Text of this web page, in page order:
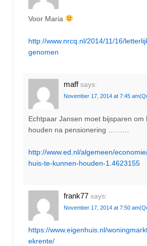
Voor Maria
http://www.nrcq.nl/2014/11/16/
genomen
maff says:
November 17, 2014 at 7:45 am
Echtpaar Jansen moet bijsparen om
houden na pensionering ………
http://www.ed.nl/algemeen/
huis-te-kunnen-houden-1.4623155
frank77 says:
November 17, 2014 at 7:50 am
https://www.eigenhuis.nl/
ekrente/